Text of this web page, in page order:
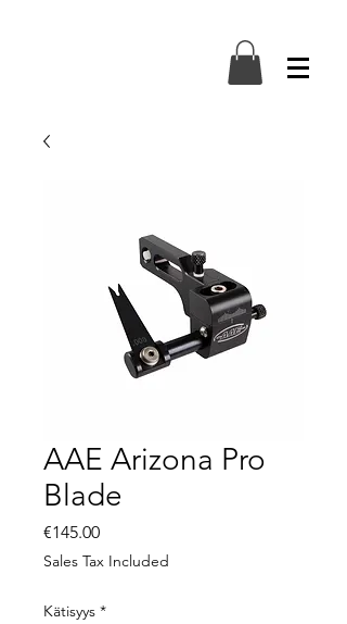
AAE Arizona Pro
Blade
€145.00Price
Sales Tax Included
Kätisyys *